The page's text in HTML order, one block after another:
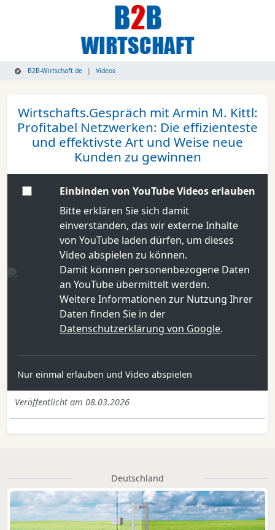
B2B-Wirtschaft.de Videos
Wirtschafts.Gespräch mit Armin M. Kittl:
Profitabel Netzwerken: Die effizienteste
und effektivste Art und Weise neue
Kunden zu gewinnen
Einbinden von YouTube Videos erlauben
Bitte erklären Sie sich damit
einverstanden, das wir externe Inhalte
von YouTube laden dürfen, um dieses
Video abspielen zu können.
Damit können personenbezogene Daten
an YouTube übermittelt werden.
Weitere Informationen zur Nutzung Ihrer
Daten finden Sie in der
Datenschutzerklärung von Google.
Nur einmal erlauben und Video abspielen
Veröffentlicht am 08.03.2026
Deutschland